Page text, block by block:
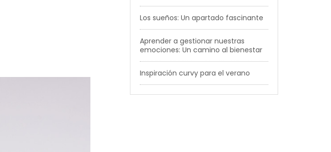
Los sueños: Un apartado fascinante
Aprender a gestionar nuestras
emociones: Un camino al bienestar
Inspiración curvy para el verano